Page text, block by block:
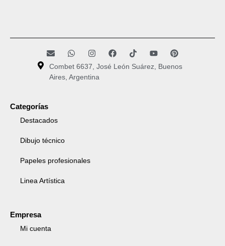
Combet 6637, José León Suárez, Buenos
Aires, Argentina
Categorías
Destacados
Dibujo técnico
Papeles profesionales
Linea Artística
Empresa
Mi cuenta